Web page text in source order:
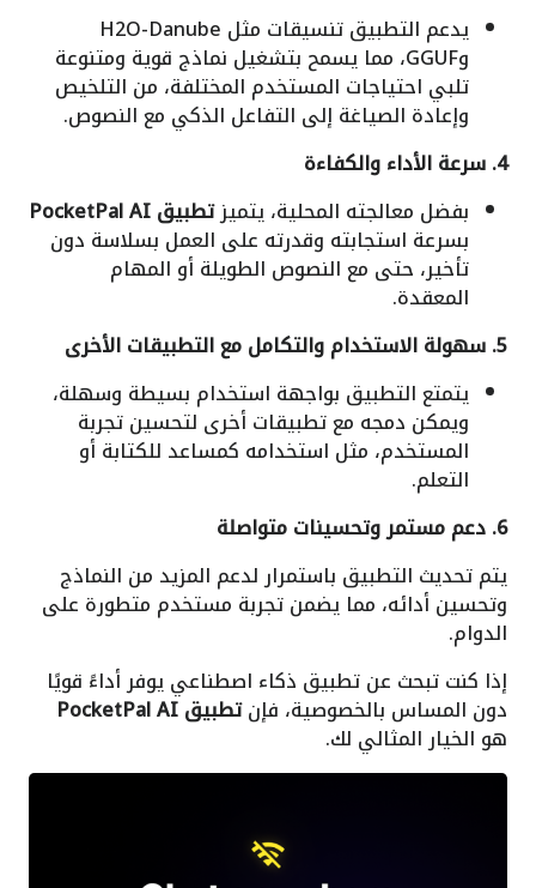
يدعم التطبيق تنسيقات مثل H2O-Danube
وGGUF، مما يسمح بتشغيل نماذج قوية ومتنوعة
تلبي احتياجات المستخدم المختلفة، من التلخيص
وإعادة الصياغة إلى التفاعل الذكي مع النصوص.
4. سرعة الأداء والكفاءة
بفضل معالجته المحلية، يتميزتطبيق PocketPal AI
بسرعة استجابته وقدرته على العمل بسلاسة دون
تأخير، حتى مع النصوص الطويلة أو المهام
المعقدة.
5. سهولة الاستخدام والتكامل مع التطبيقات الأخرى
يتمتع التطبيق بواجهة استخدام بسيطة وسهلة،
ويمكن دمجه مع تطبيقات أخرى لتحسين تجربة
المستخدم، مثل استخدامه كمساعد للكتابة أو
التعلم.
6. دعم مستمر وتحسينات متواصلة
يتم تحديث التطبيق باستمرار لدعم المزيد من النماذج
وتحسين أدائه، مما يضمن تجربة مستخدم متطورة على
الدوام.
إذا كنت تبحث عن تطبيق ذكاء اصطناعي يوفر أداءً قويًا
دون المساس بالخصوصية، فإنتطبيق PocketPal AI
هو الخيار المثالي لك.